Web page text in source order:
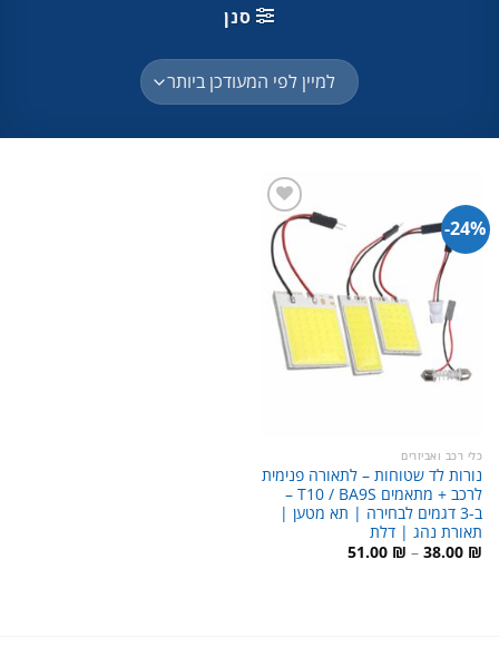
סנן
24%-
כלי רכב ואביזרים
נורות לד שטוחות – לתאורה פנימית
לרכב + מתאמים T10 / BA9S –
ב-3 דגמים לבחירה | תא מטען |
תאורת נהג | דלת
38.00 ₪
–
51.00 ₪ טווח
מחירים: